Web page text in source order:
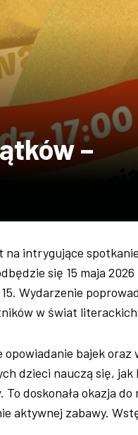
–
na intrygujące
się 15 maja
Wydarzenie
w świat
bajek oraz
dzieci nauczą się, jak
doskonała okazja do
aktywnej zabawy.